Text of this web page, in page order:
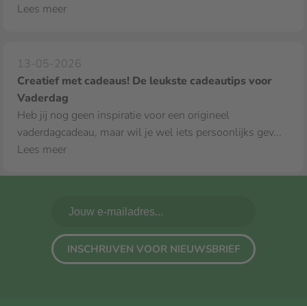
Lees meer
13-05-2026
Creatief met cadeaus! De leukste cadeautips voor
Vaderdag
Heb jij nog geen inspiratie voor een origineel
vaderdagcadeau, maar wil je wel iets persoonlijks gev...
Lees meer
INSCHRIJVEN VOOR NIEUWSBRIEF